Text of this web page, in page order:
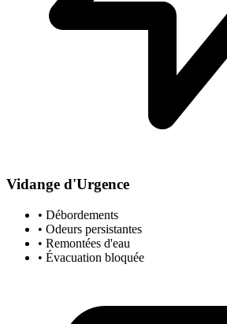
Vidange d'Urgence
• Débordements
• Odeurs persistantes
• Remontées d'eau
• Évacuation bloquée